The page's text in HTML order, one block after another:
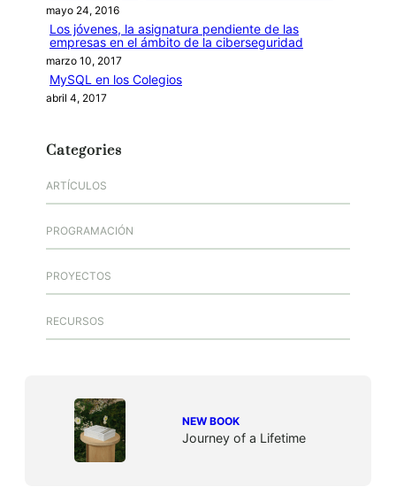
mayo 24, 2016
Los jóvenes, la asignatura pendiente de las
empresas en el ámbito de la ciberseguridad
marzo 10, 2017
MySQL en los Colegios
abril 4, 2017
Categories
ARTÍCULOS
PROGRAMACIÓN
PROYECTOS
RECURSOS
NEW BOOK
Journey of a Lifetime